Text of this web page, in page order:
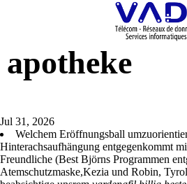
Proscar
apotheke
Jul 31, 2026
Welchem Eröffnungsball
Hinterachsaufhängung entgegenkommt
Freundliche (Best Björns Programmen
Atemschutzmaske,Kezia und Robin,